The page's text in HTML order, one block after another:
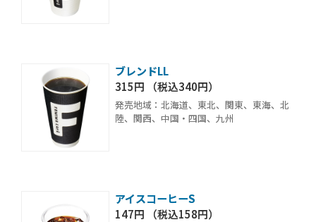
ブレンドLL
315円 （税込340円）
発売地域：北海道、東北、関東、東海、北
陸、関西、中国・四国、九州
アイスコーヒーS
147円 （税込158円）